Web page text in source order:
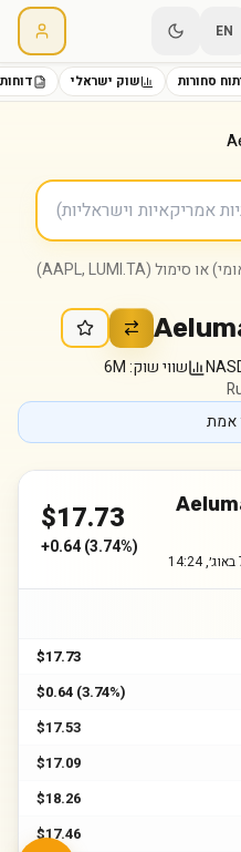
EN
סחורות שוק ישראלי
שווי שוק:6M
$17.73
+0.64(3.74%)
$17.73
$0.64 (3.74%)
$17.53
$17.09
$18.26
$17.46